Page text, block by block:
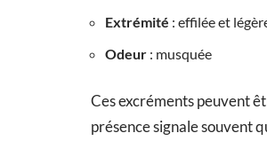
Extrémité : effilée et
Odeur : musquée
Ces excréments peuvent
présence signale souvent